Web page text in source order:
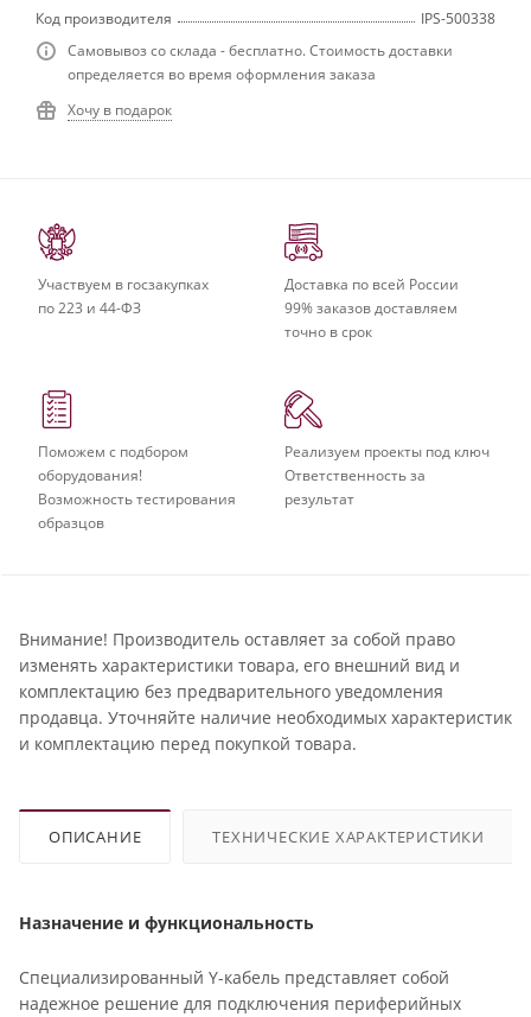
Код производителя
IPS-500338
Самовывоз со склада - бесплатно. Стоимость доставки
определяется во время оформления заказа
Хочу в подарок
Участвуем в госзакупках
по 223 и 44-ФЗ
Доставка по всей России
99% заказов доставляем
точно в срок
Поможем с подбором
оборудования!
Возможность тестирования
образцов
Реализуем проекты под ключ
Ответственность за
результат
Внимание! Производитель оставляет за собой право
изменять характеристики товара, его внешний вид и
комплектацию без предварительного уведомления
продавца. Уточняйте наличие необходимых характеристик
и комплектацию перед покупкой товара.
ОПИСАНИЕ ТЕХНИЧЕСКИЕ ХАРАКТЕРИСТИКИ
Назначение и функциональность
Специализированный Y-кабель представляет собой
надежное решение для подключения периферийных